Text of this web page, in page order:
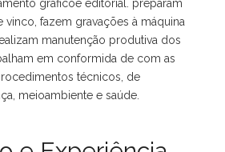
gráficoe editorial. preparam
vinco, fazem gravações à máquina
manutenção produtiva dos
em conformida de com as
técnicos, de
meioambiente e saúde.